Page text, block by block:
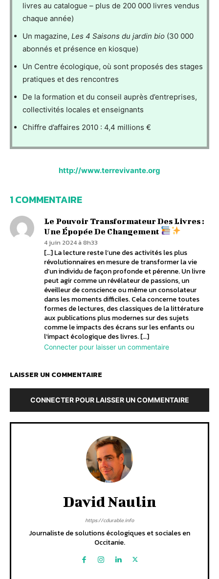
livres au catalogue – plus de 200 000 livres vendus
chaque année)
Un magazine, Les 4 Saisons du jardin bio (30 000
abonnés et présence en kiosque)
Un Centre écologique, où sont proposés des stages
pratiques et des rencontres
De la formation et du conseil auprès d’entreprises,
collectivités locales et enseignants
Chiffre d’affaires 2010 : 4,4 millions €
http://www.terrevivante.org
1 COMMENTAIRE
Le Pouvoir Transformateur Des Livres :
Une Épopée De Changement
4 juin 2024 à 8h33
[…] La lecture reste l’une des activités les plus
révolutionnaires en mesure de transformer la vie
d’un individu de façon profonde et pérenne. Un livre
peut agir comme un révélateur de passions, un
éveilleur de conscience ou même un consolateur
dans les moments difficiles. Cela concerne toutes
formes de lectures, des classiques de la littérature
aux publications plus modernes sur des sujets
comme le impacts des écrans sur les enfants ou
l’impact écologique des livres. […]
Connecter pour laisser un commentaire
LAISSER UN COMMENTAIRE
CONNECTER POUR LAISSER UN COMMENTAIRE
David Naulin
https://cdurable.info
Journaliste de solutions écologiques et sociales en
Occitanie.